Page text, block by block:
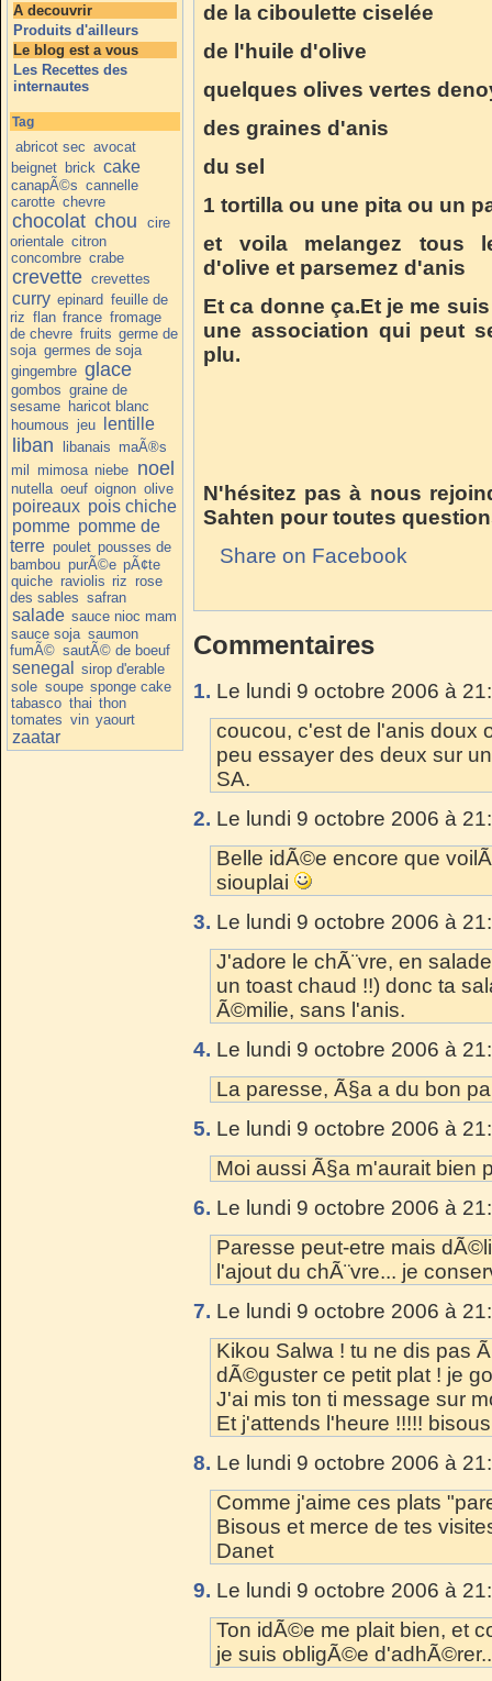
A decouvrir
Produits d'ailleurs
Le blog est a vous
Les Recettes des
internautes
Tag
abricot sec avocat
beignet brick cake
canapÃ©s cannelle
carotte chevre
chocolat chou
cire
orientale citron
concombre crabe
crevette crevettes
curry epinard feuille de
riz flan france fromage
de chevre fruits germe de
soja germes de soja
gingembre glace
gombos graine de
sesame haricot blanc
houmous jeu lentille
liban libanais maÃ®s
mil mimosa niebe noel
nutella oeuf oignon olive
poireaux pois chiche
pomme pomme de
terre poulet pousses de
bambou purÃ©e pÃ¢te
quiche raviolis riz rose
des sables safran
salade sauce nioc mam
sauce soja saumon
fumÃ© sautÃ© de boeuf
senegal
sirop d'erable
sole soupe sponge cake
tabasco thai thon
tomates vin yaourt
zaatar
de la ciboulette ciselée
de l'huile d'olive
quelques olives vertes
des graines d'anis
du sel
1 tortilla ou une pita ou un
et voila melangez tous
d'olive et parsemez d'anis
Et ca donne ça.Et je me
une association qui peut
plu.
N'hésitez pas à nous
Sahten pour toutes
Share on Facebook
Commentaires
1. Le lundi 9 octobre 2006 à
coucou, c'est de l'anis doux
peu essayer des deux sur
SA.
2. Le lundi 9 octobre 2006 à
Belle idÃ©e encore que
siouplai
3. Le lundi 9 octobre 2006 à
J'adore le chÃ¨vre, en
un toast chaud !!) donc ta
Ã©milie, sans l'anis.
4. Le lundi 9 octobre 2006 à
La paresse, Ã§a a du bon
5. Le lundi 9 octobre 2006 à
Moi aussi Ã§a m'aurait bien
6. Le lundi 9 octobre 2006 à
Paresse peut-etre mais
l'ajout du chÃ¨vre... je
7. Le lundi 9 octobre 2006 à
Kikou Salwa ! tu ne dis pas
dÃ©guster ce petit plat ! je
J'ai mis ton ti message sur
Et j'attends l'heure !!!!! bisous
8. Le lundi 9 octobre 2006 à
Comme j'aime ces plats
Bisous et merce de tes
Danet
9. Le lundi 9 octobre 2006 à
Ton idÃ©e me plait bien, et
je suis obligÃ©e